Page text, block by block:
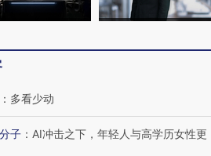
： 多看少动
子 ： AI冲击之下，年轻人与高学历女性更